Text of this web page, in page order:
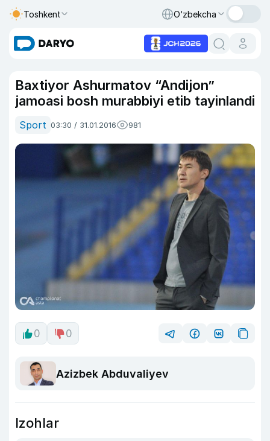
Toshkent O‘zbekcha
Baxtiyor Ashurmatov “Andijon”
jamoasi bosh murabbiyi etib tayinlandi
Sport 03:30 / 31.01.2016 981
0 0
Azizbek Abduvaliyev
Izohlar